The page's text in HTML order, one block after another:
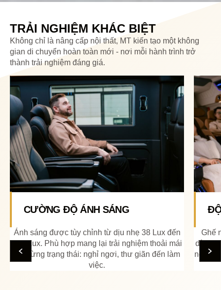
TRẢI NGHIỆM KHÁC BIỆT
Không chỉ là nâng cấp nội thất, MT kiến tạo một không
gian di chuyển hoàn toàn mới - nơi mỗi hành trình trở
thành trải nghiệm đáng giá.
ĐỘ NGẢ CỦA GHẾ
Ghế ngả tựa linh hoạt cho phép điều chỉnh dễ
dàng theo từng nhu cầu, từ tư thế ngồi thẳng đến
ngả sâu thư giãn. Thiết kế tối ưu giúp hành khách
luôn thoải mái.